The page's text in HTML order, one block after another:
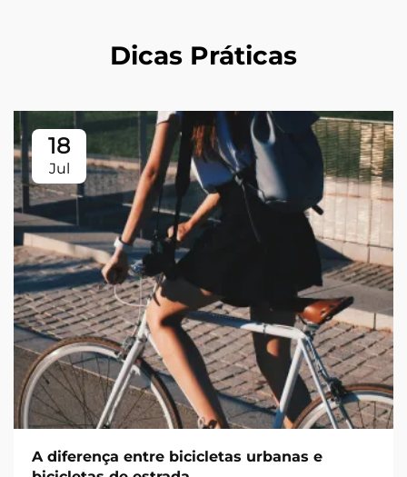
Dicas Práticas
18
Jul
A diferença entre bicicletas urbanas e